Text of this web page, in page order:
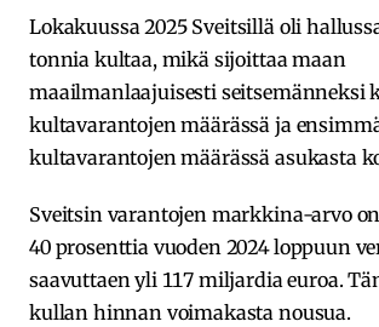
Lokakuussa 2025 Sveitsillä oli
tonnia kultaa, mikä sijoittaa maan
maailmanlaajuisesti seitsemänneksi
kultavarantojen määrässä ja
kultavarantojen määrässä asukasta
Sveitsin varantojen markkina-arvo
40 prosenttia vuoden 2024 loppuun
saavuttaen yli 117 miljardia euroa.
kullan hinnan voimakasta nousua.